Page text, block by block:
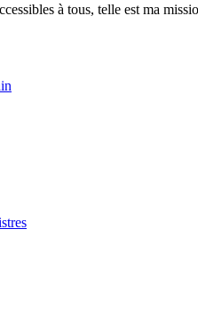
à tous, telle est ma